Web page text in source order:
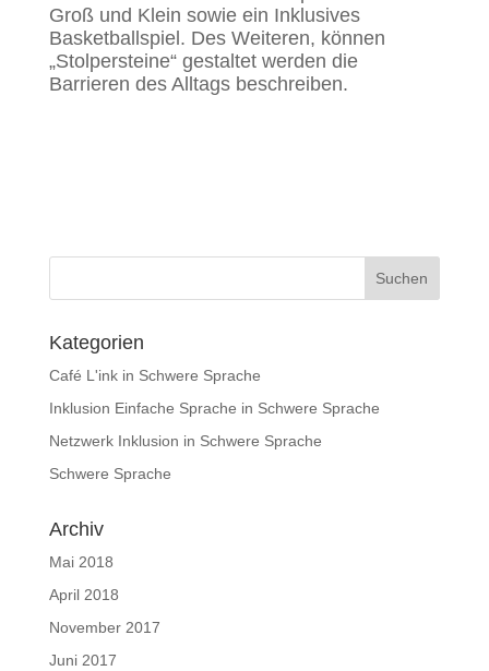
Groß und Klein sowie ein Inklusives
Basketballspiel. Des Weiteren, können
„Stolpersteine“ gestaltet werden die
Barrieren des Alltags beschreiben.
Kategorien
Café L'ink in Schwere Sprache
Inklusion Einfache Sprache in Schwere Sprache
Netzwerk Inklusion in Schwere Sprache
Schwere Sprache
Archiv
Mai 2018
April 2018
November 2017
Juni 2017